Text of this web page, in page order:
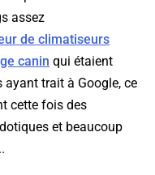
assez
de climatiseurs
canin qui étaient
ayant trait à Google, ce
cette fois des
et beaucoup